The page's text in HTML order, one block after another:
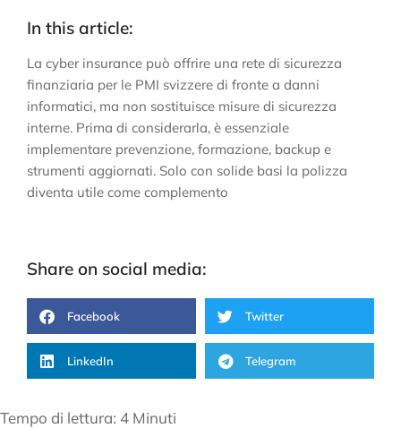
Tempo di lettura: 4 Minuti
In this article:
La cyber insurance può offrire una rete di sicurezza
finanziaria per le PMI svizzere di fronte a danni
informatici, ma non sostituisce misure di sicurezza
interne. Prima di considerarla, è essenziale
implementare prevenzione, formazione, backup e
strumenti aggiornati. Solo con solide basi la polizza
diventa utile come complemento
Share on social media:
Facebook Twitter
LinkedIn Telegram